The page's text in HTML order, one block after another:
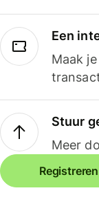
Een
Maak
Stuur
Meer
Registreren